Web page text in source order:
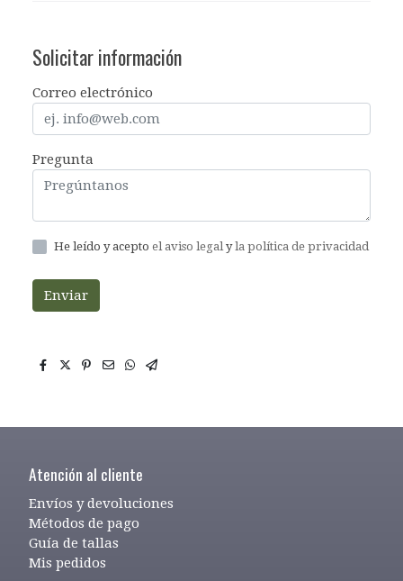
Solicitar información
Correo electrónico
Pregunta
He leído y acepto el aviso legal yla política de privacidad
Enviar
Atención al cliente
Envíos y devoluciones
Métodos de pago
Guía de tallas
Mis pedidos